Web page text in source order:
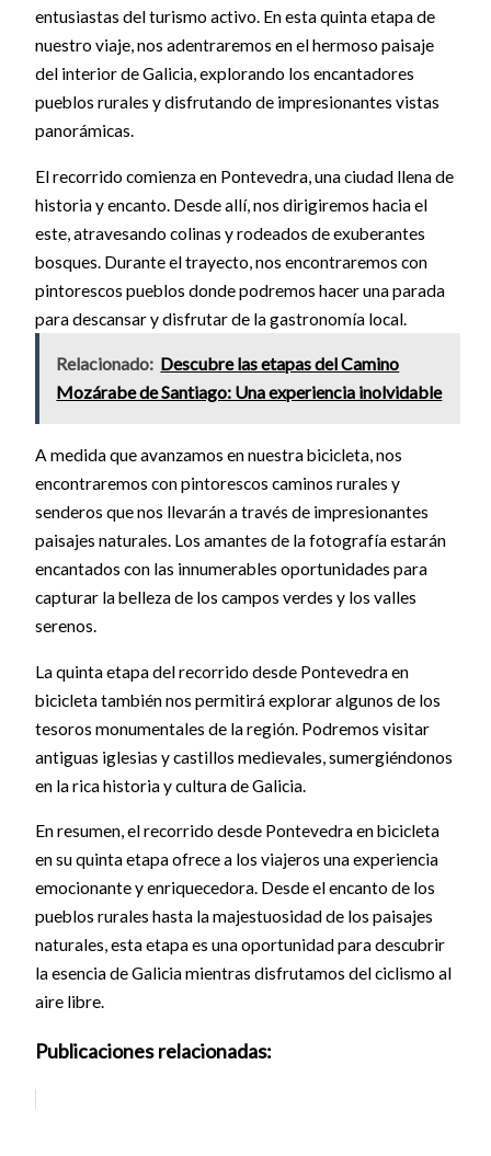
entusiastas del turismo activo. En esta quinta etapa de
nuestro viaje, nos adentraremos en el hermoso paisaje
del interior de Galicia, explorando los encantadores
pueblos rurales y disfrutando de impresionantes vistas
panorámicas.
El recorrido comienza en Pontevedra, una ciudad llena de
historia y encanto. Desde allí, nos dirigiremos hacia el
este, atravesando colinas y rodeados de exuberantes
bosques. Durante el trayecto, nos encontraremos con
pintorescos pueblos donde podremos hacer una parada
para descansar y disfrutar de la gastronomía local.
Relacionado: Descubre las etapas del Camino
Mozárabe de Santiago: Una experiencia inolvidable
A medida que avanzamos en nuestra bicicleta, nos
encontraremos con pintorescos caminos rurales y
senderos que nos llevarán a través de impresionantes
paisajes naturales. Los amantes de la fotografía estarán
encantados con las innumerables oportunidades para
capturar la belleza de los campos verdes y los valles
serenos.
La quinta etapa del recorrido desde Pontevedra en
bicicleta también nos permitirá explorar algunos de los
tesoros monumentales de la región. Podremos visitar
antiguas iglesias y castillos medievales, sumergiéndonos
en la rica historia y cultura de Galicia.
En resumen, el recorrido desde Pontevedra en bicicleta
en su quinta etapa ofrece a los viajeros una experiencia
emocionante y enriquecedora. Desde el encanto de los
pueblos rurales hasta la majestuosidad de los paisajes
naturales, esta etapa es una oportunidad para descubrir
la esencia de Galicia mientras disfrutamos del ciclismo al
aire libre.
Publicaciones relacionadas: